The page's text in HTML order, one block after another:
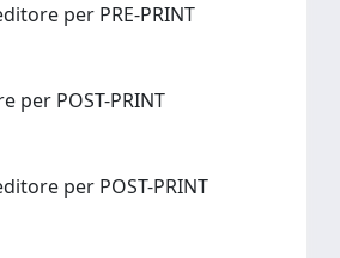
per PRE-PRINT
per POST-PRINT
per POST-PRINT